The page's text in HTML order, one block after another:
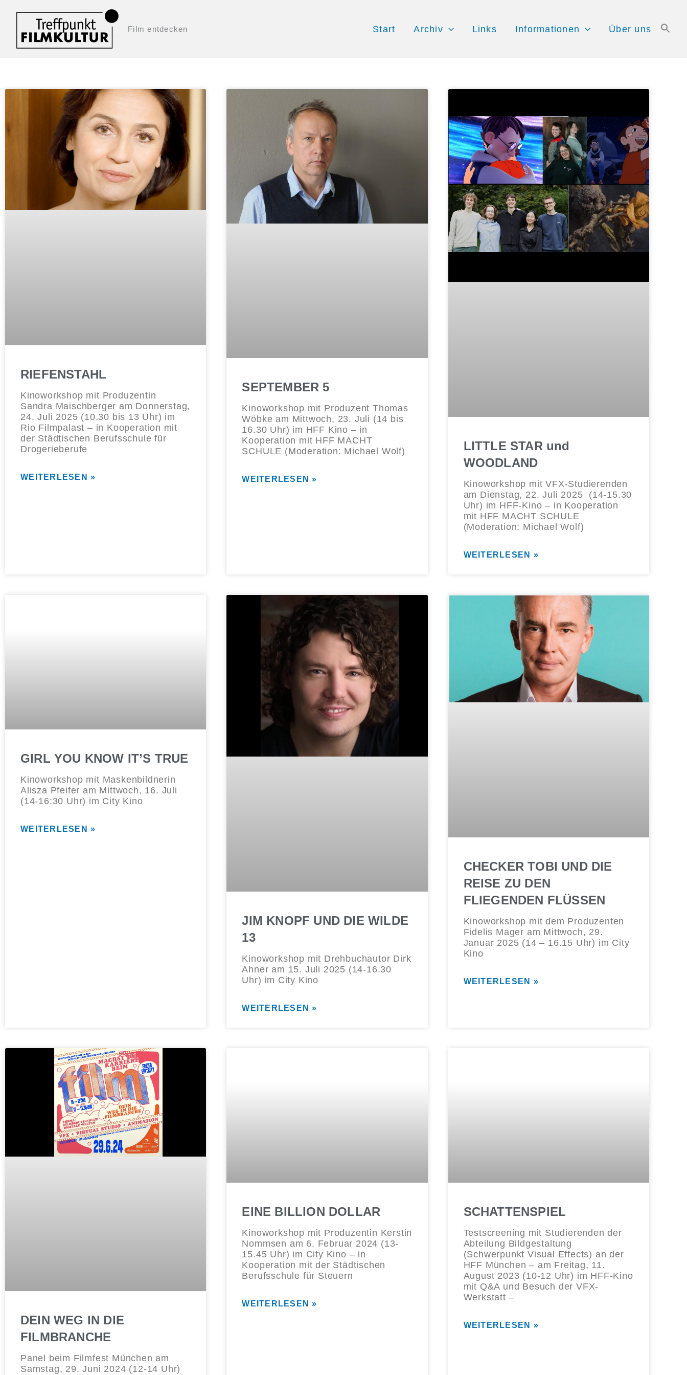
springen
Film entdecken Start Archiv Links Informationen Über uns
RIEFENSTAHL
Kinoworkshop mit Produzentin
Sandra Maischberger am Donnerstag,
24. Juli 2025 (10.30 bis 13 Uhr) im
Rio Filmpalast – in Kooperation mit
der Städtischen Berufsschule für
Drogerieberufe
WEITERLESEN »
SEPTEMBER 5
Kinoworkshop mit Produzent Thomas
Wöbke am Mittwoch, 23. Juli (14 bis
16.30 Uhr) im HFF Kino – in
Kooperation mit HFF MACHT
SCHULE (Moderation: Michael Wolf)
WEITERLESEN »
LITTLE STAR und
WOODLAND
Kinoworkshop mit VFX-Studierenden
am Dienstag, 22. Juli 2025 (14-15.30
Uhr) im HFF-Kino – in Kooperation
mit HFF MACHT SCHULE
(Moderation: Michael Wolf)
WEITERLESEN »
GIRL YOU KNOW IT’S TRUE
Kinoworkshop mit Maskenbildnerin
Alisza Pfeifer am Mittwoch, 16. Juli
(14-16:30 Uhr) im City Kino
WEITERLESEN »
JIM KNOPF UND DIE WILDE
13
Kinoworkshop mit Drehbuchautor Dirk
Ahner am 15. Juli 2025 (14-16.30
Uhr) im City Kino
WEITERLESEN »
CHECKER TOBI UND DIE
REISE ZU DEN
FLIEGENDEN FLÜSSEN
Kinoworkshop mit dem Produzenten
Fidelis Mager am Mittwoch, 29.
Januar 2025 (14 – 16.15 Uhr) im City
Kino
WEITERLESEN »
DEIN WEG IN DIE
FILMBRANCHE
Panel beim Filmfest München am
Samstag, 29. Juni 2024 (12-14 Uhr)
EINE BILLION DOLLAR
Kinoworkshop mit Produzentin Kerstin
Nommsen am 6. Februar 2024 (13-
15.45 Uhr) im City Kino – in
Kooperation mit der Städtischen
Berufsschule für Steuern
WEITERLESEN »
SCHATTENSPIEL
Testscreening mit Studierenden der
Abteilung Bildgestaltung
(Schwerpunkt Visual Effects) an der
HFF München – am Freitag, 11.
August 2023 (10-12 Uhr) im HFF-Kino
mit Q&A und Besuch der VFX-
Werkstatt –
WEITERLESEN »
SeiteSeite